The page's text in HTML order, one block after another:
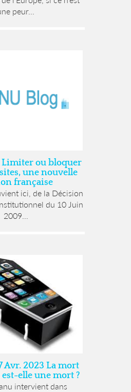
peur...
Limiter ou bloquer
sites, une nouvelle
française
ici, de la Décision
du 10 Juin
2009...
Avr. 2023 La mort
elle une mort ?
intervient dans